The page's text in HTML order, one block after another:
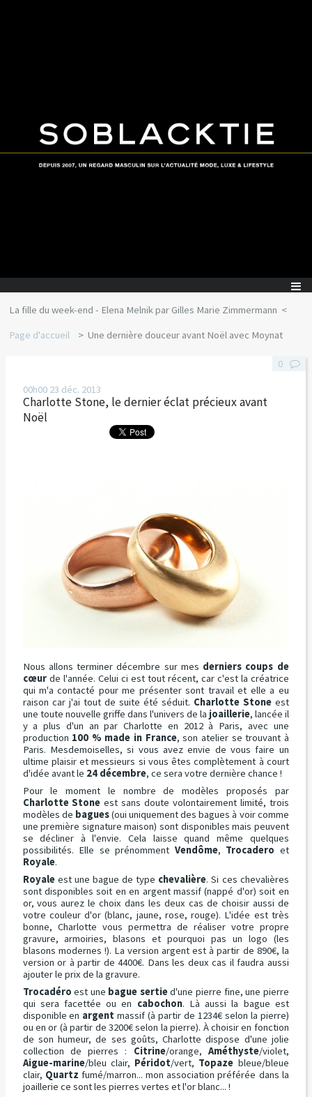
La fille du week-end - Elena Melnik par Gilles Marie Zimmermann
Page d'accueil
Une dernière douceur avant Noël avec Moynat
00h00 23 déc. 2013
Charlotte Stone, le dernier éclat précieux avant
Noël
Nous allons terminer décembre sur mes derniers coups de
cœurde l'année. Celui ci est tout récent, car c'est la créatrice
qui m'a contacté pour me présenter sont travail et elle a eu
raison car j'ai tout de suite été séduit. Charlotte Stoneest
une toute nouvelle griffe dans l'univers de la joaillerie, lancée il
y a plus d'un an par Charlotte en 2012 à Paris, avec une
production 100 % made in France, son atelier se trouvant à
Paris. Mesdemoiselles, si vous avez envie de vous faire un
ultime plaisir et messieurs si vous êtes complètement à court
d'idée avant le 24 décembre, ce sera votre dernière chance !
Pour le moment le nombre de modèles proposés par
Charlotte Stone est sans doute volontairement limité, trois
modèles de bagues(oui uniquement des bagues à voir comme
une première signature maison) sont disponibles mais peuvent
se décliner à l'envie. Cela laisse quand même quelques
possibilités. Elle se prénomment Vendôme, Trocadero et
Royale.
Royaleest une bague de type chevalière. Si ces chevalières
sont disponibles soit en en argent massif (nappé d'or) soit en
or, vous aurez le choix dans les deux cas de choisir aussi de
votre couleur d'or (blanc, jaune, rose, rouge). L'idée est très
bonne, Charlotte vous permettra de réaliser votre propre
gravure, armoiries, blasons et pourquoi pas un logo (les
blasons modernes !). La version argent est à partir de 890€, la
version or à partir de 4400€. Dans les deux cas il faudra aussi
ajouter le prix de la gravure.
Trocadéro est une bague sertied'une pierre fine, une pierre
qui sera facettée ou en cabochon. Là aussi la bague est
disponible en argent massif (à partir de 1234€ selon la pierre)
ou en or (à partir de 3200€ selon la pierre). À choisir en fonction
de son humeur, de ses goûts, Charlotte dispose d'une jolie
collection de pierres : Citrine/orange, Améthyste/violet,
Aigue-marine/bleu clair, Péridot/vert, Topaze bleue/bleue
clair, Quartz fumé/marron... mon association préférée dans la
joaillerie ce sont les pierres vertes et l'or blanc... !
0